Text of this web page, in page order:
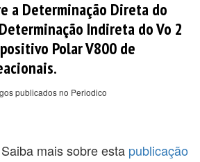
a Determinação Direta do
Indireta do Vo 2
Polar V800 de
publicados no Periodico
Saiba mais sobre esta publicação